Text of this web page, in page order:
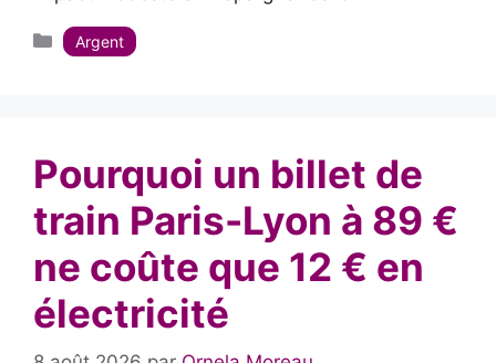
Catégories
Argent
Pourquoi un billet de
train Paris-Lyon à 89 €
ne coûte que 12 € en
électricité